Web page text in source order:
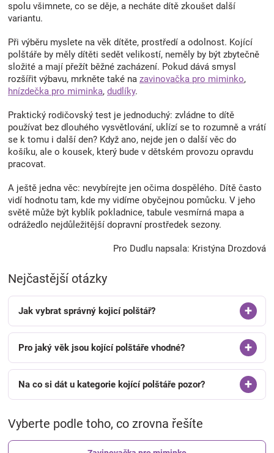
i
spolu všimnete, co se děje, a necháte dítě zkoušet další
variantu.
Při výběru myslete na věk dítěte, prostředí a odolnost. Kojící
polštáře by měly dítěti sedět velikostí, neměly by být zbytečně
složité a mají přežít běžné zacházení. Pokud dává smysl
rozšířit výbavu, mrkněte také na zavinovačka pro miminko,
hnízdečka pro miminka, dudlíky.
Praktický rodičovský test je jednoduchý: zvládne to dítě
používat bez dlouhého vysvětlování, uklízí se to rozumně a vrátí
se k tomu i další den? Když ano, nejde jen o další věc do
košíku, ale o kousek, který bude v dětském provozu opravdu
pracovat.
A ještě jedna věc: nevybírejte jen očima dospělého. Dítě často
vidí hodnotu tam, kde my vidíme obyčejnou pomůcku. V jeho
světě může být kyblík pokladnice, tabule vesmírná mapa a
odrážedlo nejdůležitější dopravní prostředek sezony.
Pro Dudlu napsala: Kristýna Drozdová
Nejčastější otázky
Jak vybrat správný kojicí polštář?
Pro jaký věk jsou kojící polštáře vhodné?
Na co si dát u kategorie kojící polštáře pozor?
Vyberte podle toho, co zrovna řešíte